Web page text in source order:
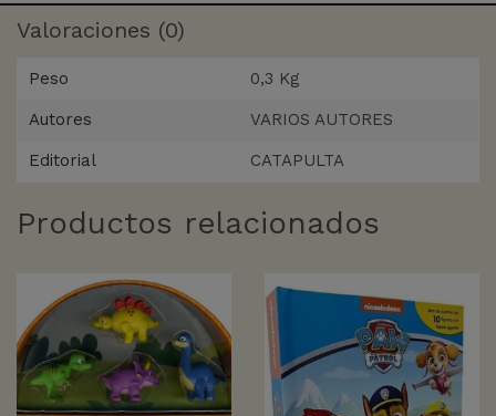
Valoraciones (0)
Peso 0,3 Kg
Autores VARIOS AUTORES
Editorial CATAPULTA
Productos relacionados